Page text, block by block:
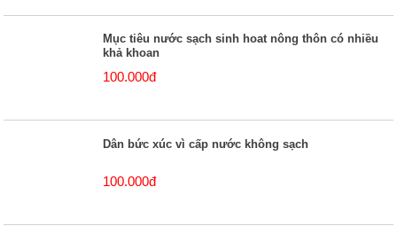
Mục tiêu nước sạch sinh hoat nông thôn có nhiều
khả khoan
100.000đ
Dân bức xúc vì cấp nước không sạch
100.000đ